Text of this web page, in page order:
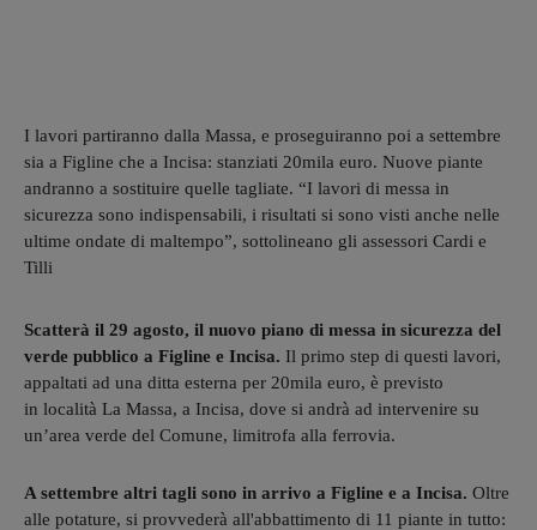
I lavori partiranno dalla Massa, e proseguiranno poi a settembre
sia a Figline che a Incisa: stanziati 20mila euro. Nuove piante
andranno a sostituire quelle tagliate. “I lavori di messa in
sicurezza sono indispensabili, i risultati si sono visti anche nelle
ultime ondate di maltempo”, sottolineano gli assessori Cardi e
Tilli
Scatterà il 29 agosto, il nuovo piano di messa in sicurezza del
verde pubblico a Figline e Incisa. Il primo step di questi lavori,
appaltati ad una ditta esterna per 20mila euro, è previsto
in località La Massa, a Incisa, dove si andrà ad intervenire su
un’area verde del Comune, limitrofa alla ferrovia.
A settembre altri tagli sono in arrivo a Figline e a Incisa. Oltre
alle potature, si provvederà all'abbattimento di 11 piante in tutto: